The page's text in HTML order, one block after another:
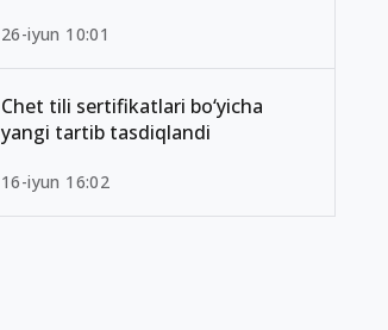
26-iyun 10:01
Chet tili sertifikatlari bo‘yicha
yangi tartib tasdiqlandi
16-iyun 16:02